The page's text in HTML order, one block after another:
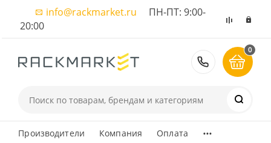
info@rackmarket.ru ПН-ПТ: 9:00-
20:00
8 (495)
0
Производители Компания Оплата ...